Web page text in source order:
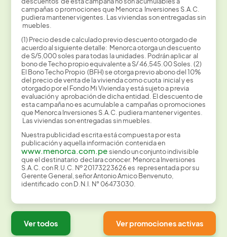
campañas o promociones que Menorca Inversiones S.A.C.
pudiera mantener vigentes. Las viviendas son entregadas sin
muebles.
(1) Precio desde calculado previo descuento otorgado de
acuerdo al siguiente detalle: Menorca otorga un descuento
de S/5,000 soles para todas la unidades. Podrán aplicar al
bono de Techo propio equivalente a S/ 46,545.00 Soles. (2)
El Bono Techo Propio (BFH) se otorga previo abono del 10%
del precio de venta de la vivienda como cuota inicial y es
otorgado por el Fondo Mi Vivienda y está sujeto a previa
evaluación y aprobación de dicha entidad. El descuento de
esta campaña no es acumulable a campañas o promociones
que Menorca Inversiones S.A.C. pudiera mantener vigentes.
Las viviendas son entregadas sin muebles.
Nuestra publicidad escrita está compuesta por esta
publicación y aquella información contenida en
www.menorca.com.pesiendo un conjunto indivisible
que el destinatario declara conocer. Menorca Inversiones
S.A.C. con R.U.C. Nº 20173223626 es representada por su
Gerente General, señor Antonio Amico Benvenuto,
identificado con D.N.I. N° 06473030.
Ver todos Ver promociones activas